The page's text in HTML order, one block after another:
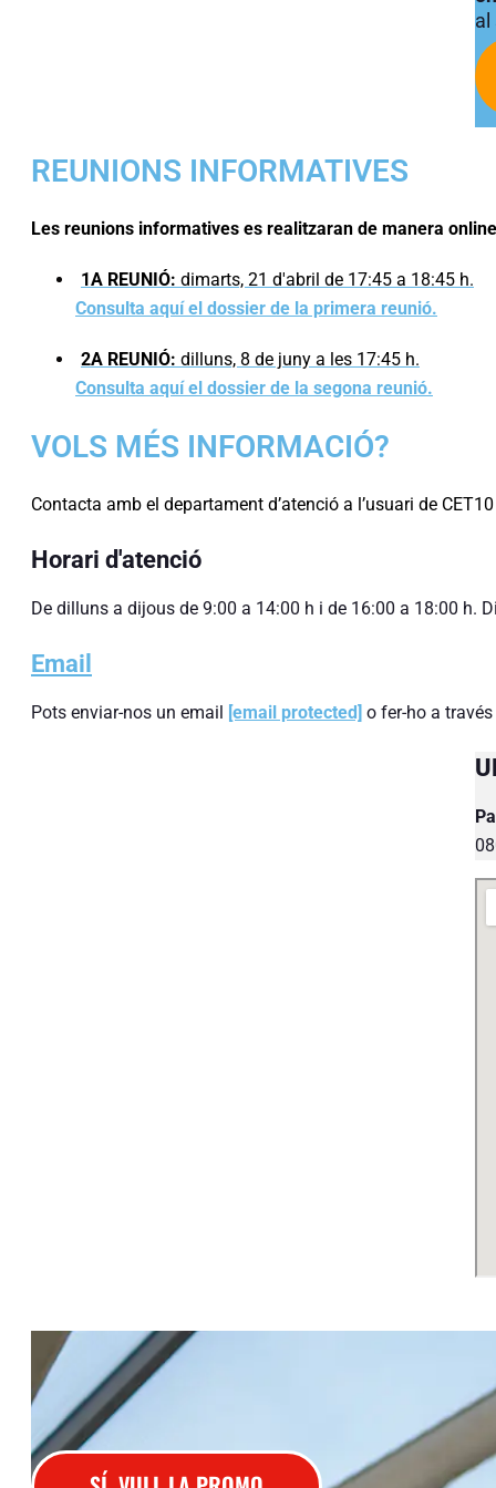
al
REUNIONS INFORMATIVES
Les reunions informatives es realitzaran de manera
1A REUNIÓ: dimarts, 21 d'abril de 17:45 a 18:45 h.
Consulta aquí el dossier de la primera reunió.
2A REUNIÓ: dilluns, 8 de juny a les 17:45 h.
Consulta aquí el dossier de la segona reunió.
VOLS MÉS INFORMACIÓ?
Contacta amb el departament d’atenció a l’usuari de
Horari d'atenció
De dilluns a dijous de 9:00 a 14:00 h i de 16:00 a 18:00 h.
Email
Pots enviar-nos un email [email protected] o fer-ho a